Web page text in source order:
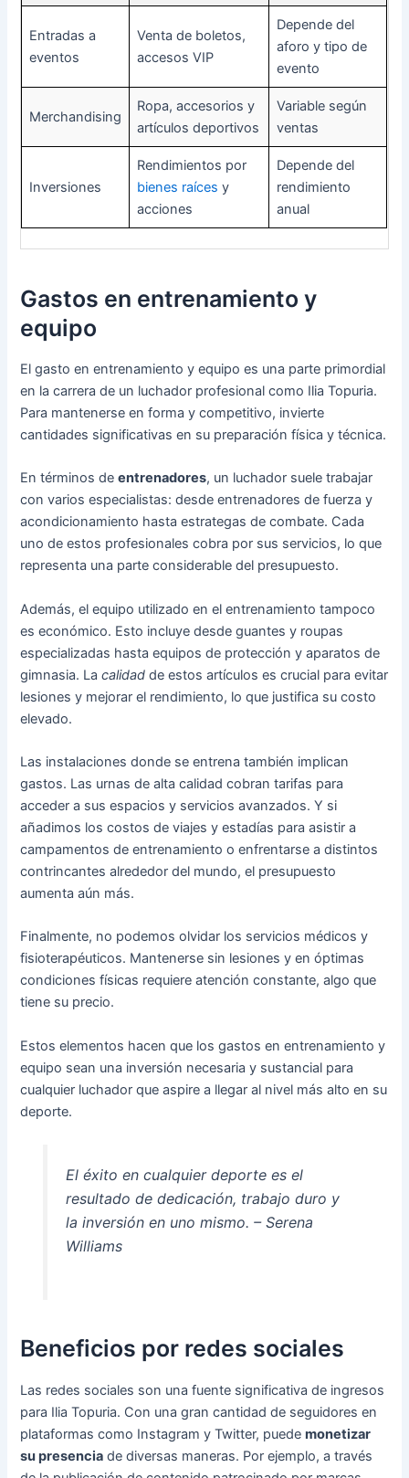
Entradas a
eventos
Venta de boletos,
accesos VIP
Depende del
aforo y tipo de
evento
Merchandising
Ropa, accesorios y
artículos deportivos
Variable según
ventas
Inversiones
Rendimientos por
bienes raíces y
acciones
Depende del
rendimiento
anual
Gastos en entrenamiento y
equipo
El gasto en entrenamiento y equipo es una parte primordial
en la carrera de un luchador profesional como Ilia Topuria.
Para mantenerse en forma y competitivo, invierte
cantidades significativas en su preparación física y técnica.
En términos deentrenadores, un luchador suele trabajar
con varios especialistas: desde entrenadores de fuerza y
acondicionamiento hasta estrategas de combate. Cada
uno de estos profesionales cobra por sus servicios, lo que
representa una parte considerable del presupuesto.
Además, el equipo utilizado en el entrenamiento tampoco
es económico. Esto incluye desde guantes y roupas
especializadas hasta equipos de protección y aparatos de
gimnasia. Lacalidad de estos artículos es crucial para evitar
lesiones y mejorar el rendimiento, lo que justifica su costo
elevado.
Las instalaciones donde se entrena también implican
gastos. Las urnas de alta calidad cobran tarifas para
acceder a sus espacios y servicios avanzados. Y si
añadimos los costos de viajes y estadías para asistir a
campamentos de entrenamiento o enfrentarse a distintos
contrincantes alrededor del mundo, el presupuesto
aumenta aún más.
Finalmente, no podemos olvidar los servicios médicos y
fisioterapéuticos. Mantenerse sin lesiones y en óptimas
condiciones físicas requiere atención constante, algo que
tiene su precio.
Estos elementos hacen que los gastos en entrenamiento y
equipo sean una inversión necesaria y sustancial para
cualquier luchador que aspire a llegar al nivel más alto en su
deporte.
El éxito en cualquier deporte es el
resultado de dedicación, trabajo duro y
la inversión en uno mismo. – Serena
Williams
Beneficios por redes sociales
Las redes sociales son una fuente significativa de ingresos
para Ilia Topuria. Con una gran cantidad de seguidores en
plataformas como Instagram y Twitter, puedemonetizar
su presencia de diversas maneras. Por ejemplo, a través